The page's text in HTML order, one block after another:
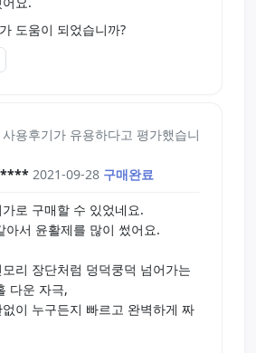
도움이 되었습니까?
용후기가 유용하다고 평가했습니
2021-09-28 구매완료
로 구매할 수 있었네요.
아서 윤활제를 많이 썼어요.
리 장단처럼 덩덕쿵덕 넘어가는
다운 자극,
이 누구든지 빠르고 완벽하게 짜